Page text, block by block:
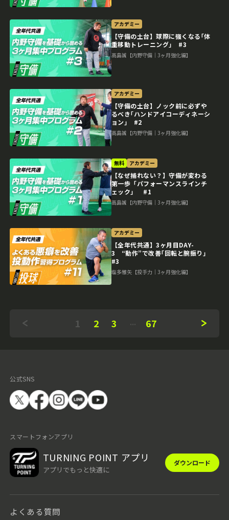
アカデミー
【守備の土台】球際に強くなる｢体
重移動トレーニング｣ #3
高島誠【内野守備｜3ヶ月強化編】
アカデミー
【守備の土台】ノック前に必ずや
るべき｢ハンドアイコーディネーシ
ョン｣ #2
高島誠【内野守備｜3ヶ月強化編】
無料 アカデミー
【なぜ捕れない？】守備が変わる
第一歩「パフォーマンスラインチ
ェック」 #1
高島誠【内野守備｜3ヶ月強化編】
アカデミー
【全年代共通】3ヶ月目DAY-
3 “動作”で改善｢回転と腕振り｣
#3
塩多雅矢【投手力｜3ヶ月強化編】
1 2 3 67
公式SNS
スマートフォンアプリ
TURNING POINT アプリ
アプリでもっと快適に
ダウンロード
よくある質問